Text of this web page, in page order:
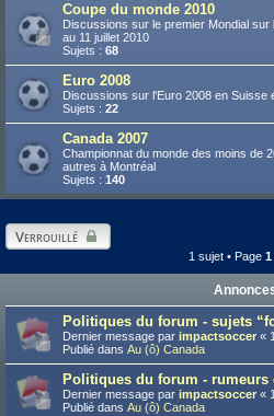
Coupe du monde 2010
Discussions sur le premier Mondial sur
au 11 juillet 2010
Sujets : 68
Euro 2008
Discussions sur l'Euro 2008 en Suisse
Sujets : 22
Canada 2007
Championnat du monde des moins de
autres à Montréal
Sujets : 140
Verrouillé
1 sujet • Page 1
Politiques du forum - sujets
Dernier message par impactsoccer «
Publié dans Au (ô) Canada
Politiques du forum - rumeurs
Dernier message par impactsoccer «
Publié dans Au (ô) Canada